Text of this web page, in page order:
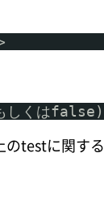
くは
testに関す